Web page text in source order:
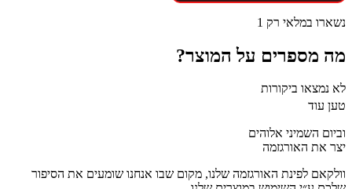
לגברים
10
3
רמות
נשארו במלאי רק 1
מה מספרים על המוצר?
לא נמצאו ביקורות
טען עוד
וביום השמיני אלוהים
יצר את האורגזמה
וולקאם לפינת האורגזמה שלנו, מקום שבו אנחנו שומעים את הסיפור